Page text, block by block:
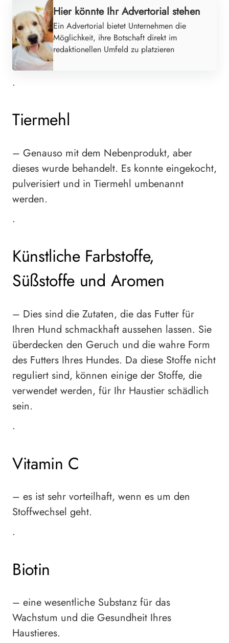
Hier könnte Ihr Advertorial stehen
Ein Advertorial bietet Unternehmen die
Möglichkeit, ihre Botschaft direkt im
redaktionellen Umfeld zu platzieren
•
Tiermehl
– Genauso mit dem Nebenprodukt, aber
dieses wurde behandelt. Es konnte eingekocht,
pulverisiert und in Tiermehl umbenannt
werden.
•
Künstliche Farbstoffe,
Süßstoffe und Aromen
– Dies sind die Zutaten, die das Futter für
Ihren Hund schmackhaft aussehen lassen. Sie
überdecken den Geruch und die wahre Form
des Futters Ihres Hundes. Da diese Stoffe nicht
reguliert sind, können einige der Stoffe, die
verwendet werden, für Ihr Haustier schädlich
sein.
•
Vitamin C
– es ist sehr vorteilhaft, wenn es um den
Stoffwechsel geht.
•
Biotin
– eine wesentliche Substanz für das
Wachstum und die Gesundheit Ihres
Haustieres.